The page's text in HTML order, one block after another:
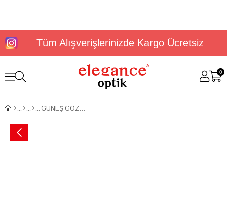
Tüm Alışverişlerinizde Kargo Ücretsiz
0
GÜNEŞ GÖZLÜĞÜ U.S. POLO ASSN. USS 0104 C3